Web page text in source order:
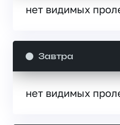
нет видимых
Завтра
нет видимых